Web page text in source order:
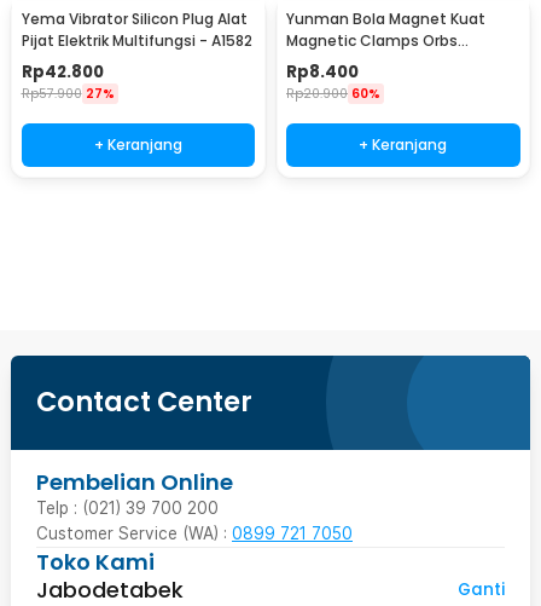
Yema Vibrator Silicon Plug Alat
Pijat Elektrik Multifungsi - A1582
Rp42.800
Rp57.900 27%
+ Keranjang
Yunman Bola Magnet Kuat
Magnetic Clamps Orbs
Multifungsi 1cm 2 PCS - BD05
Rp8.400
Rp20.900 60%
+ Keranjang
Contact Center
Pembelian Online
Telp : (021) 39 700 200
Customer Service (WA) : 0899 721 7050
Toko Kami
Jabodetabek
Ganti